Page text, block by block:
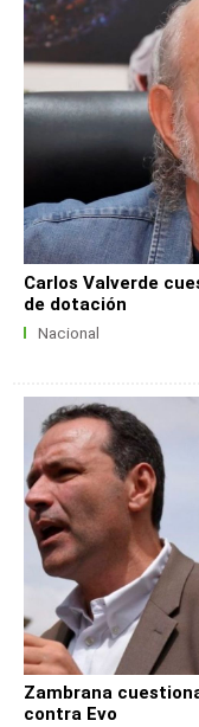
Carlos Valverde
de dotación
Nacional
Zambrana
contra Evo